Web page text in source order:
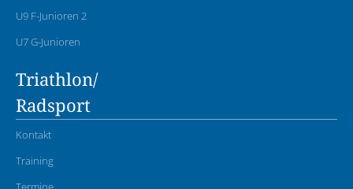
U9 F-Junioren 2
U7 G-Junioren
Triathlon/
Radsport
Kontakt
Training